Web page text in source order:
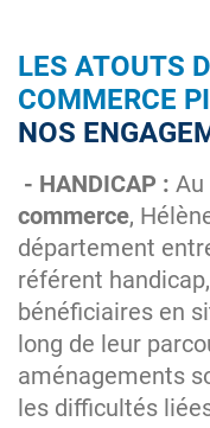
LES ATOUTS
COMMERCE
NOS
- HANDICAP : Au
commerce,
département
référent
bénéficiaires en
long de leur
aménagements
les difficultés